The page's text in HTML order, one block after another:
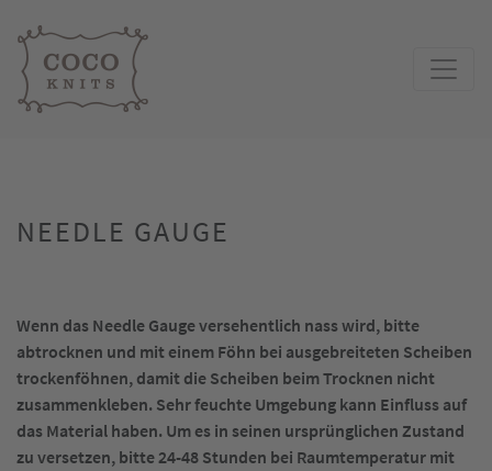
NEEDLE GAUGE
Wenn das Needle Gauge versehentlich nass wird, bitte
abtrocknen und mit einem Föhn bei ausgebreiteten Scheiben
trockenföhnen, damit die Scheiben beim Trocknen nicht
zusammenkleben. Sehr feuchte Umgebung kann Einfluss auf
das Material haben. Um es in seinen ursprünglichen Zustand
zu versetzen, bitte 24-48 Stunden bei Raumtemperatur mit